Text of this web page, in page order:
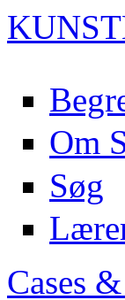
KUNST
Om
Søg
Cases